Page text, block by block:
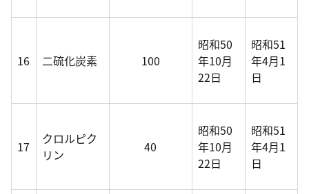
16 二硫化炭素 100
昭和50
年10月
22日
昭和51
年4月1
日
17
クロルピク
リン
40
昭和50
年10月
22日
昭和51
年4月1
日